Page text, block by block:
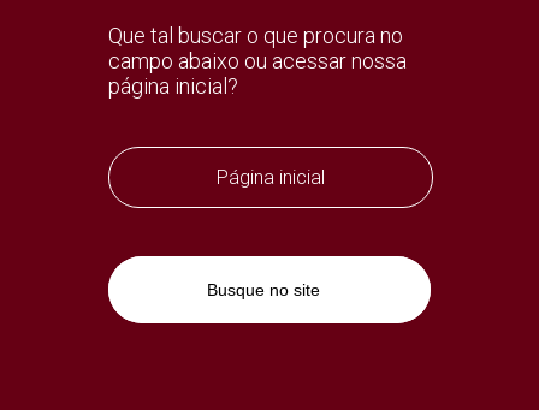
Que tal buscar o que procura no
campo abaixo ou acessar nossa
página inicial?
Página inicial